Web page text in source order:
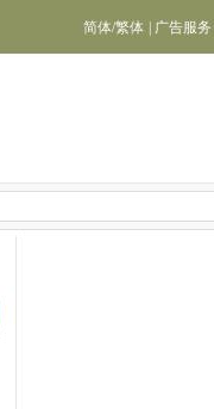
简体/繁体 广告服务